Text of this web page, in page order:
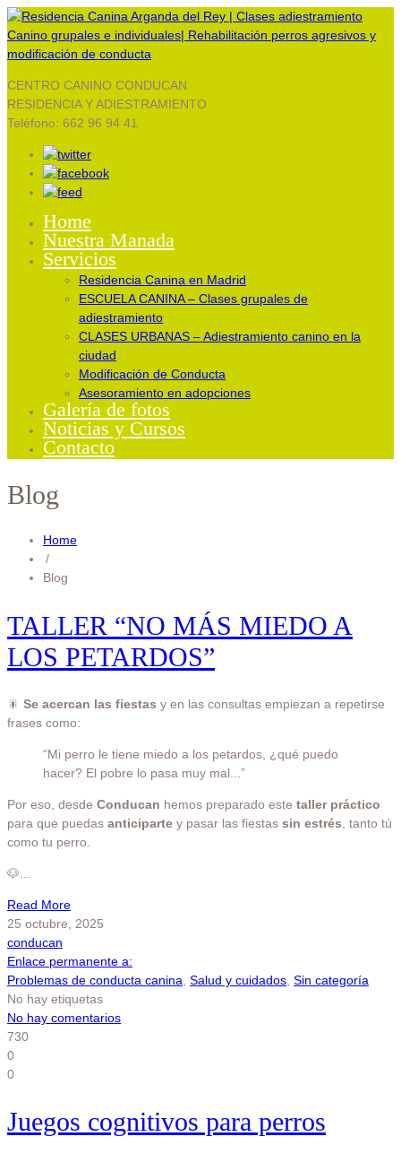
CENTRO CANINO CONDUCAN
RESIDENCIA Y ADIESTRAMIENTO
Teléfono: 662 96 94 41
Home
Nuestra Manada
Servicios
Residencia Canina en Madrid
ESCUELA CANINA – Clases grupales de
adiestramiento
CLASES URBANAS – Adiestramiento canino en la
ciudad
Modificación de Conducta
Asesoramiento en adopciones
Galería de fotos
Noticias y Cursos
Contacto
Blog
Home
/
Blog
TALLER “NO MÁS MIEDO A
LOS PETARDOS”
🎇 Se acercan las fiestas y en las consultas empiezan a repetirse
frases como:
“Mi perro le tiene miedo a los petardos, ¿qué puedo
hacer? El pobre lo pasa muy mal...”
Por eso, desde Conducan hemos preparado este taller práctico
para que puedas anticiparte y pasar las fiestas sin estrés , tanto tú
como tu perro.
🐶
Read More
25 octubre, 2025
conducan
Enlace permanente a:
Problemas de conducta canina Salud y cuidados Sin categoría
No hay etiquetas
No hay comentarios
730
0
0
Juegos cognitivos para perros